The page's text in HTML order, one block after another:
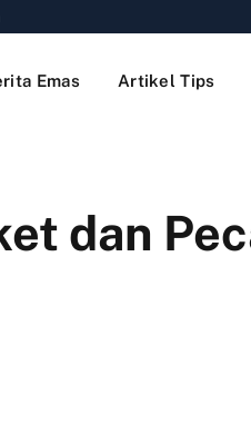
Emas Artikel Tips
dan